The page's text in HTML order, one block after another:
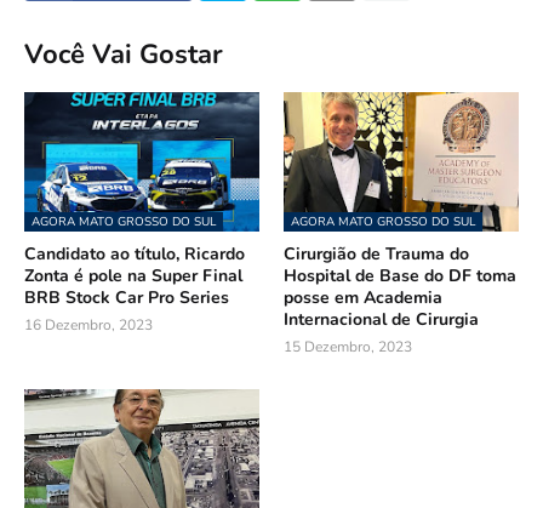
Você Vai Gostar
AGORA MATO GROSSO DO SUL
Candidato ao título, Ricardo
Zonta é pole na Super Final
BRB Stock Car Pro Series
16 Dezembro, 2023
AGORA MATO GROSSO DO SUL
Cirurgião de Trauma do
Hospital de Base do DF toma
posse em Academia
Internacional de Cirurgia
15 Dezembro, 2023